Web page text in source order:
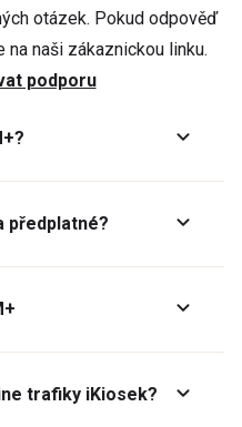
otázek. Pokud odpověď
naši zákaznickou linku.
podporu
předplatné?
trafiky iKiosek?